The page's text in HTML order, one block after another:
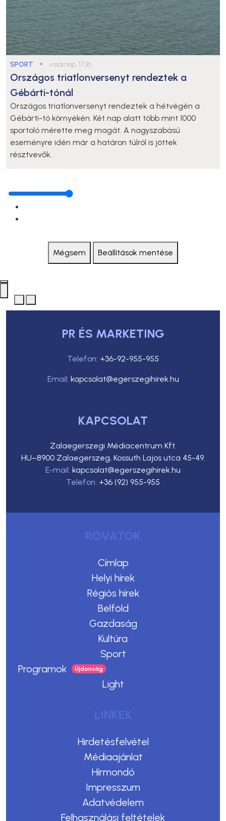
SPORT ● vasárnap, 17:36
Országos triatlonversenyt rendeztek a
Gébárti-tónál
Országos triatlonversenyt rendeztek a hétvégén a
Gébárti-tó környékén. Két nap alatt több mint 1000
sportoló mérette meg magát. A nagyszabású
eseményre idén már a határon túlról is jöttek
résztvevők.
Mégsem Beállítások mentése
PR ÉS MARKETING
Telefon: +36-92-955-955
Email: kapcsolat@egerszegihirek.hu
KAPCSOLAT
Zalaegerszegi Médiacentrum Kft.
HU–8900 Zalaegerszeg, Kossuth Lajos utca 45-49.
E-mail: kapcsolat@egerszegihirek.hu
Telefon: +36 (92) 955-955
ROVATOK
Címlap
Helyi hírek
Régiós hírek
Belföld
Gazdaság
Kultúra
Sport
Programok
Light
LINKEK
Hirdetésfelvétel
Médiaajánlat
Hírmondó
Impresszum
Adatvédelem
Felhasználási feltételek